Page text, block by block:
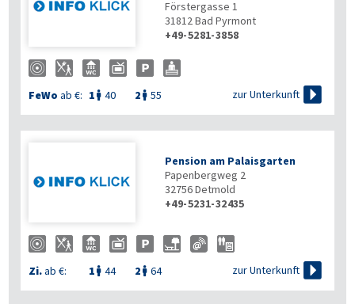
Förstergasse 1
31812Bad Pyrmont
+49-5281-3858
FeWo ab €: 1  40 2  55 zur Unterkunft 
Pension am Palaisgarten
Papenbergweg 2
32756Detmold
+49-5231-32435
Zi.ab €: 1  44 2  64 zur Unterkunft 